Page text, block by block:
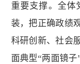
重要支撑。全体
装，把正确政绩
科研创新、社会
面典型“两面镜